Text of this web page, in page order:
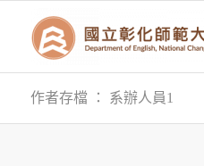
作者存檔 ： 系辦人員1